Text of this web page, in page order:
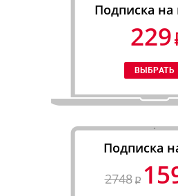
Подписка на
229
Подписка
2748